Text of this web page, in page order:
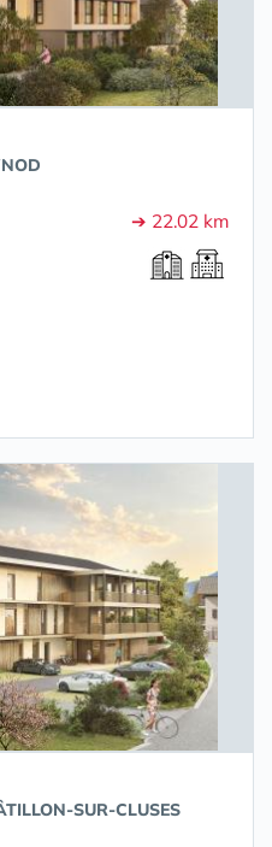
➔ 22.02 km
SUR-CLUSES